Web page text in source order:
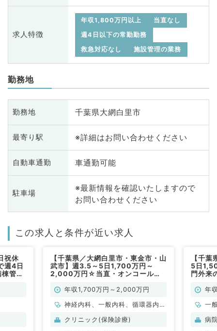
求人特徴
年収1,800万円以上
当直なし
週4日以下の常勤勤務
救急対応なし
施設管理の業務
勤務地
勤務地 千葉県大網白里市
最寄り駅 ※詳細はお問い合わせください
自動車通勤 車通勤可能
駐車場
※最新情報を確認いたしますので
お問い合わせください
この求人と条件が近い求人
祝休
週4日
管理
【千葉県／大網白里市・東金市・山
武市】週3.5～5日1,700万円～
2,000万円☆当直・オンコールな
理のお仕事です（内科系／常勤）
年収1,700万円～2,000万円
神経内科、一般内科、循環器内
科、呼吸器内科、消化器内科、内
クリニック(保険診療)
【千
5日
門外来
年
一
科
病